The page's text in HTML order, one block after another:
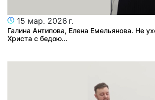
15 мар. 2026 г.
Галина Антипова, Елена Емельянова. Не
Христа с бедою...